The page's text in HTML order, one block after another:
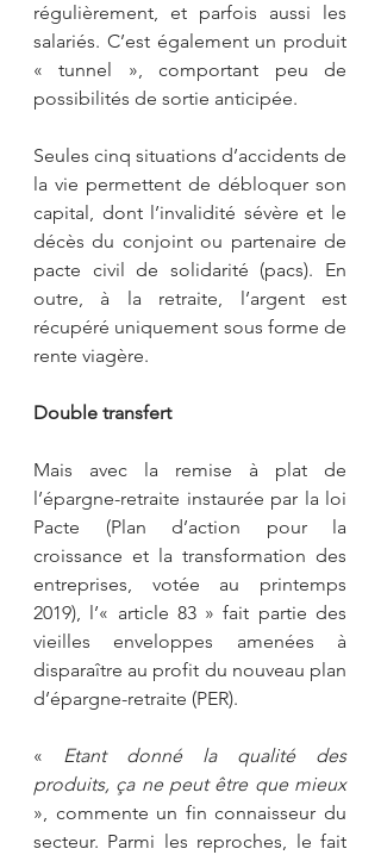
régulièrement, et parfois aussi les
salariés. C’est également un produit
« tunnel », comportant peu de
possibilités de sortie anticipée.
Seules cinq situations d’accidents de
la vie permettent de débloquer son
capital, dont l’invalidité sévère et le
décès du conjoint ou partenaire de
pacte civil de solidarité (pacs). En
outre, à la retraite, l’argent est
récupéré uniquement sous forme de
rente viagère.
Double transfert
Mais avec la remise à plat de
l’épargne-retraite instaurée par la loi
Pacte (Plan d’action pour la
croissance et la transformation des
entreprises, votée au printemps
2019), l’« article 83 » fait partie des
vieilles enveloppes amenées à
disparaître au profit du nouveau plan
d’épargne-retraite (PER).
« Etant donné la qualité des
produits, ça ne peut être que mieux
», commente un fin connaisseur du
secteur. Parmi les reproches, le fait